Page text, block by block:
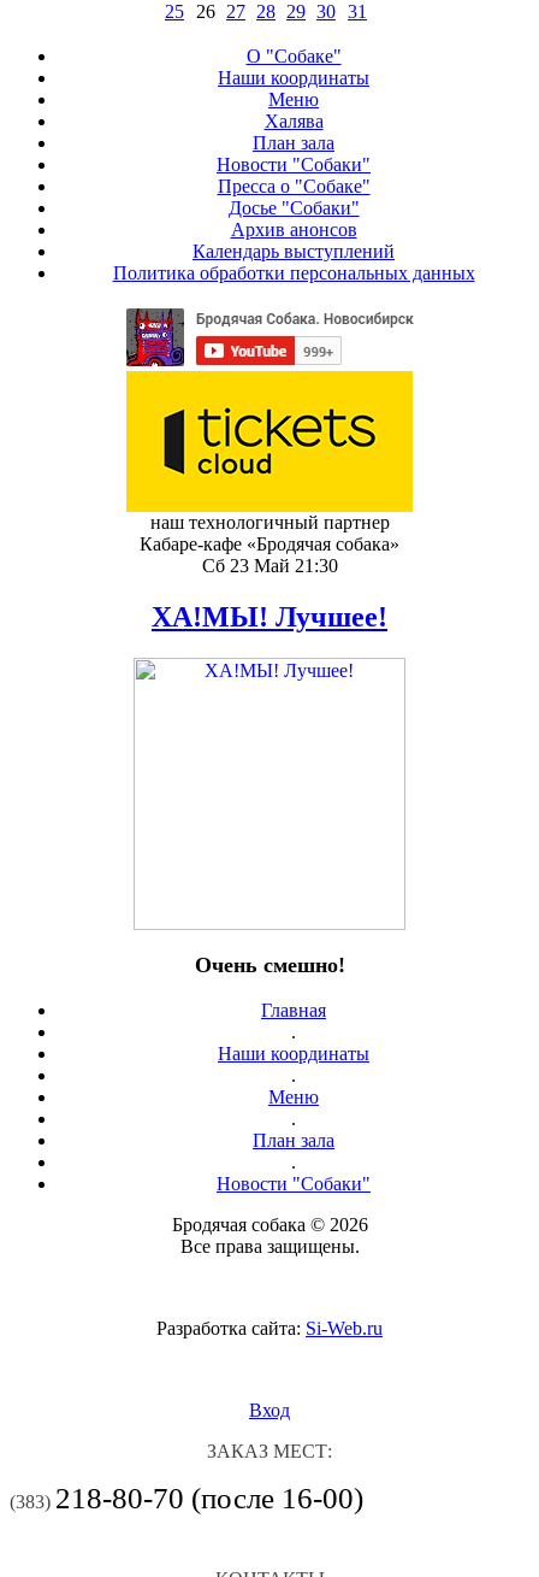
25
26 27 28 29 30 31
О "Собаке"
Наши координаты
Меню
Халява
План зала
Новости "Собаки"
Пресса о "Собаке"
Досье "Собаки"
Архив анонсов
Календарь выступлений
Политика обработки персональных данных
наш технологичный партнер
Кабаре-кафе «Бродячая собака»
Сб 23 Май 21:30
ХА!МЫ! Лучшее!
Очень смешно!
Главная
.
Наши координаты
.
Меню
.
План зала
.
Новости "Собаки"
Бродячая собака © 2026
Все права защищены.
Разработка сайта: Si-Web.ru
Вход
ЗАКАЗ МЕСТ:
(383) 218-80-70 (после 16-00)